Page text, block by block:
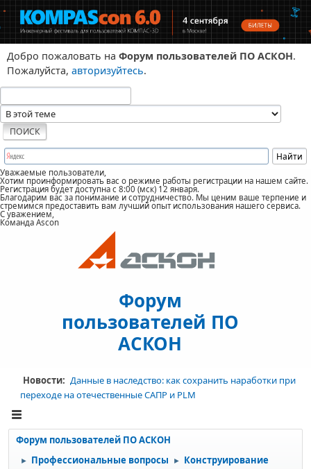
Добро пожаловать на Форум пользователей ПО АСКОН.
Пожалуйста, авторизуйтесь.
Уважаемые пользователи,
Хотим проинформировать вас о режиме работы регистрации на нашем сайте.
Регистрация будет доступна с 8:00 (мск) 12 января.
Благодарим вас за понимание и сотрудничество. Мы ценим ваше терпение и
стремимся предоставить вам лучший опыт использования нашего сервиса.
С уважением,
Команда Ascon
Форум
пользователей ПО
АСКОН
Новости: Данные в наследство: как сохранить наработки при
переходе на отечественные САПР и PLM
Форум пользователей ПО АСКОН
► Профессиональные вопросы ► Конструирование